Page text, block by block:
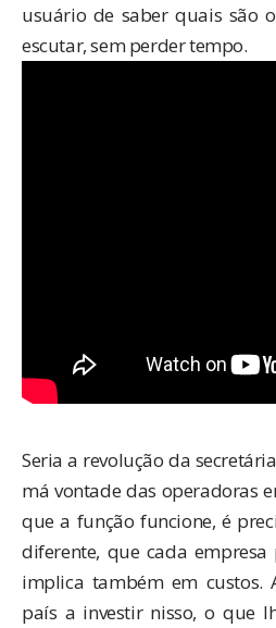
usuário de saber quais são
escutar, sem perder tempo.
Seria a revolução da
má vontade das operadoras
que a função funcione, é
diferente, que cada
implica também em custos.
país a investir nisso, o que